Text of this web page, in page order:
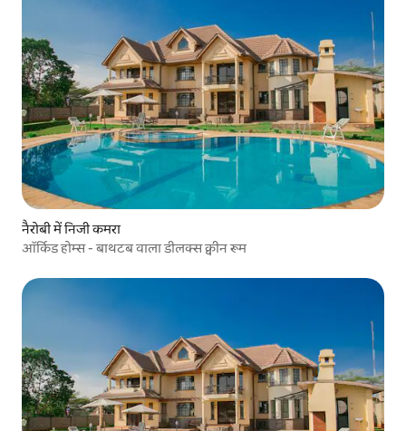
नैरोबी में निजी कमरा
ऑर्किड होम्स - बाथटब वाला डीलक्स क्वीन रूम